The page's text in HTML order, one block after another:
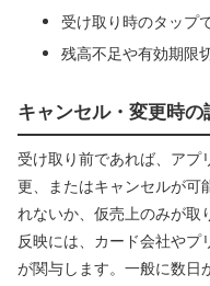
受け取り時のタップ
残高不足や有効期限
キャンセル・変更時
受け取り前であれば、アプ
更、またはキャンセルが可
れないか、仮売上のみが取
反映には、カード会社やプ
が関与します。一般に数日